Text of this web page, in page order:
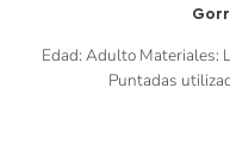
Edad: Adulto Materiales:
Puntadas